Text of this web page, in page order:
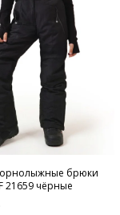
брюки
21659 чёрные